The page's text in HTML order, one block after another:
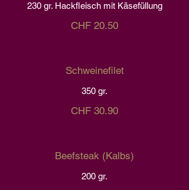
230 gr. Hackfleisch mit Käsefüllung
CHF 20.50
Schweinefilet
350 gr.
CHF 30.90
Beefsteak (Kalbs)
200 gr.